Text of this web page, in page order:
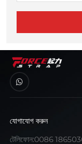
যোগাযোগ করুন
টেলিফোন:0086